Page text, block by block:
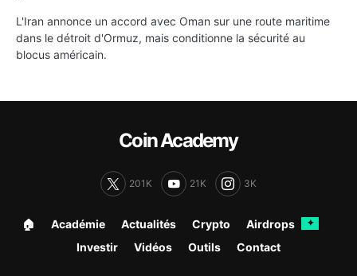
L'Iran annonce un accord avec Oman sur une route maritime
dans le détroit d'Ormuz, mais conditionne la sécurité au
blocus américain.
Coin Academy
201K 21K 3K
🏠︎ Académie Actualités Crypto Airdrops ✦
Investir Vidéos Outils Contact